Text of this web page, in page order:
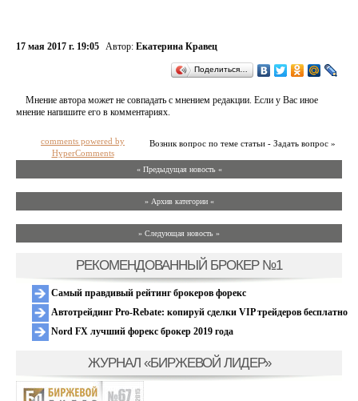
17 мая 2017 г. 19:05 Автор: Екатерина Кравец
Поделиться…
Мнение автора может не совпадать с мнением редакции. Если у Вас иное
мнение напишите его в комментариях.
Возник вопрос по теме статьи - Задать вопрос »
comments powered by
HyperComments
« Предыдущая новость «
» Архив категории «
» Следующая новость »
РЕКОМЕНДОВАННЫЙ БРОКЕР №1
Самый правдивый рейтинг брокеров форекс
Автотрейдинг Pro-Rebate: копируй сделки VIP трейдеров бесплатно
Nord FX лучший форекс брокер 2019 года
ЖУРНАЛ «БИРЖЕВОЙ ЛИДЕР»